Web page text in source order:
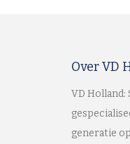
Over VD
VD Holland:
generatie